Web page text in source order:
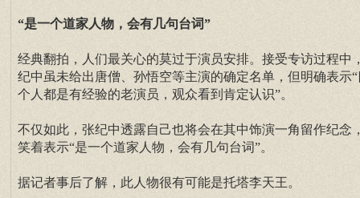
“是一个道家人物，会有几句台词”
经典翻拍，人们最关心的莫过于演员安排。接受专访过程中
纪中虽未给出唐僧、孙悟空等主演的确定名单，但明确表示“
个人都是有经验的老演员，观众看到肯定认识”。
不仅如此，张纪中透露自己也将会在其中饰演一角留作纪念
笑着表示“是一个道家人物，会有几句台词”。
据记者事后了解，此人物很有可能是托塔李天王。